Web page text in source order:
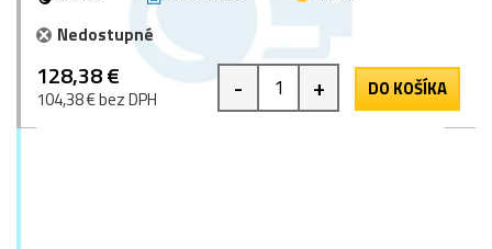
Nedostupné
128,38 €
104,38 € bez DPH - + DO KOŠÍKA